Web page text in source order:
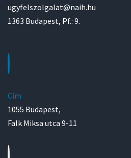
ugyfelszolgalat@naih.hu
1363 Budapest, Pf.: 9.
Cím
1055 Budapest,
Falk Miksa utca 9-11